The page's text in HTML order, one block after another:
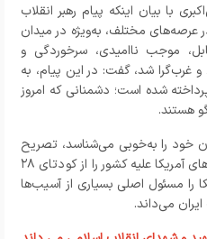
با بیان اینکه پیام رهبر انقلاب
عرصه‌های مختلف، به‌ویژه در میدان
موجب ناامیدی، سرخوردگی و
غرب‌گرا شد، گفت: در این پیام، به
شده است؛ دشمنانی که امروز
هستند.
خود را به‌خوبی می‌شناسد، تصریح
کرد: ملت ایران جنایت‌ها و خیانت‌های آمریکا علیه کشور را از کودتای ۲۸
را مسئول اصلی بسیاری از آسیب‌ها
می‌داند.